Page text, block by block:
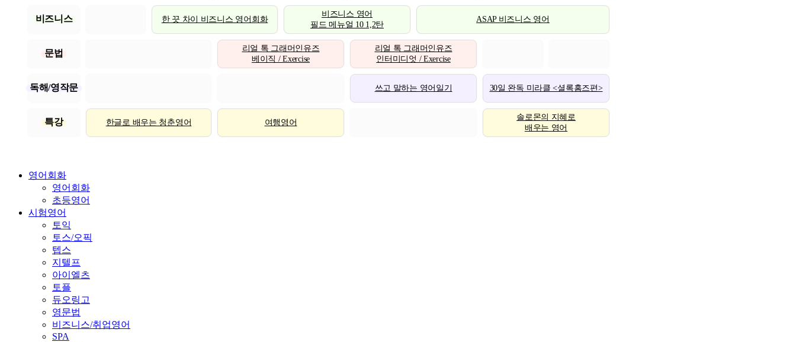
비즈니스 한 끗 차이 비즈니스 영어회화
비즈니스 영어
필드 메뉴얼 10 1,2탄
ASAP 비즈니스 영어
문법
리얼 톡 그래머인유즈
베이직 / Exercise
리얼 톡 그래머인유즈
인터미디엇 / Exercise
독해/영작문 쓰고 말하는 영어일기 30일 완독 미라클 <셜록홈즈편>
특강 한글로 배우는 청춘영어 여행영어
솔로몬의 지혜로
배우는 영어
영어회화
영어회화
초등영어
시험영어
토익
토스/오픽
텝스
지텔프
아이엘츠
토플
듀오링고
영문법
비즈니스/취업영어
SPA